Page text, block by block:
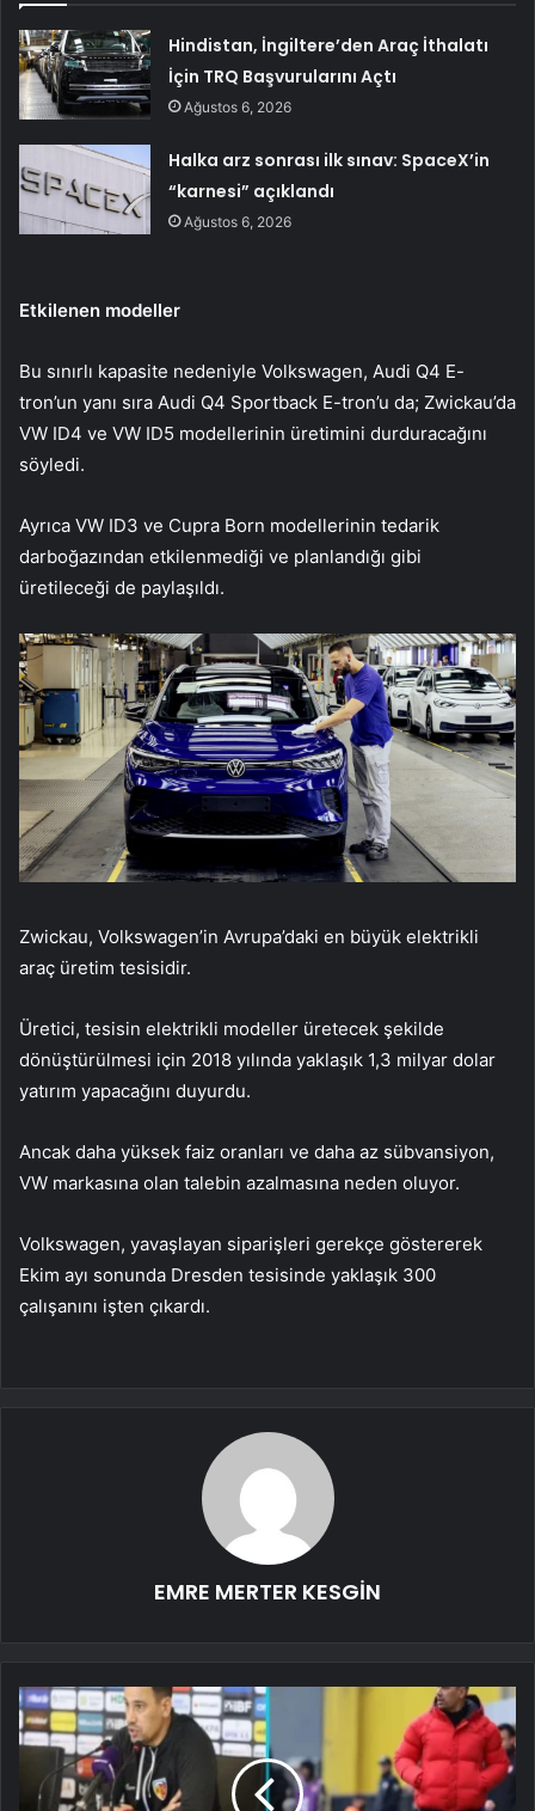
Hindistan, İngiltere’den Araç İthalatı
İçin TRQ Başvurularını Açtı
Ağustos 6, 2026
Halka arz sonrası ilk sınav: SpaceX’in
“karnesi” açıklandı
Ağustos 6, 2026
Etkilenen modeller
Bu sınırlı kapasite nedeniyle Volkswagen, Audi Q4 E-
tron’un yanı sıra Audi Q4 Sportback E-tron’u da; Zwickau’da
VW ID4 ve VW ID5 modellerinin üretimini durduracağını
söyledi.
Ayrıca VW ID3 ve Cupra Born modellerinin tedarik
darboğazından etkilenmediği ve planlandığı gibi
üretileceği de paylaşıldı.
Zwickau, Volkswagen’in Avrupa’daki en büyük elektrikli
araç üretim tesisidir.
Üretici, tesisin elektrikli modeller üretecek şekilde
dönüştürülmesi için 2018 yılında yaklaşık 1,3 milyar dolar
yatırım yapacağını duyurdu.
Ancak daha yüksek faiz oranları ve daha az sübvansiyon,
VW markasına olan talebin azalmasına neden oluyor.
Volkswagen, yavaşlayan siparişleri gerekçe göstererek
Ekim ayı sonunda Dresden tesisinde yaklaşık 300
çalışanını işten çıkardı.
EMRE MERTER KESGİN